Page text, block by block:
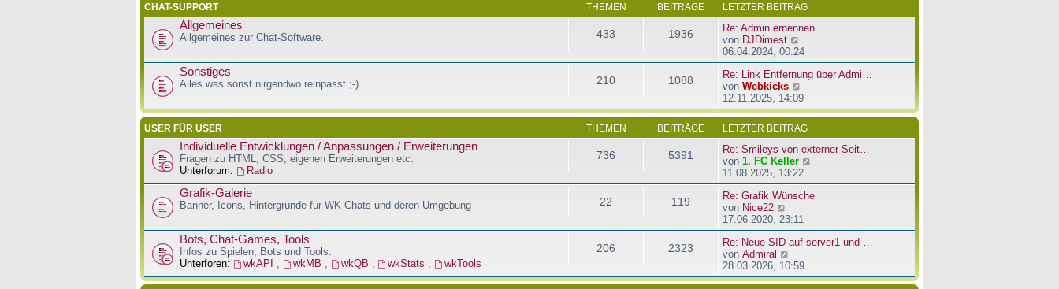
s
e
r
B
e
t
a
g
CHAT-SUPPORT THEMEN BEITRÄGE LETZTER BEITRAG
Allgemeines
Allgemeines zur Chat-Software. 433 1936
Re: Admin ernennen
von DJDimest
e
u
e
s
t
e
B
e
t
a
06.04.2024, 00:24
Sonstiges
Alles was sonst nirgendwo reinpasst ;-) 210 1088
Re: Link Entfernung über Admi…
von Webkicks
e
u
s
e
r
B
e
t
a
12.11.2025, 14:09
USER FÜR USER THEMEN BEITRÄGE LETZTER BEITRAG
Individuelle Entwicklungen / Anpassungen / Erweiterungen
Fragen zu HTML, CSS, eigenen Erweiterungen etc.
Unterforum:
Radio
736 5391
Re: Smileys von externer Seit…
von 1. FC Keller
u
e
e
r
i
11.08.2025, 13:22
Grafik-Galerie
Banner, Icons, Hintergründe für WK-Chats und deren Umgebung 22 119
Re: Grafik Wünsche
von Nice22
e
u
e
s
t
e
17.06.2020, 23:11
Bots, Chat-Games, Tools
Infos zu Spielen, Bots und Tools.
Unterforen:
wkAPI wkMB wkQB wkStats wkTools
206 2323
Re: Neue SID auf server1 und …
von Admiral
e
u
28.03.2026, 10:59